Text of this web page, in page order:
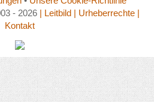
- 2026 | Leitbild | Urheberrechte |
Kontakt